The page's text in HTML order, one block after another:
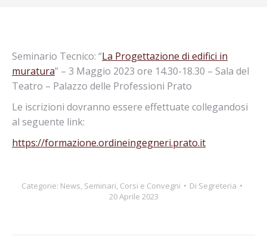
Seminario Tecnico: “La Progettazione di edifici in
muratura” – 3 Maggio 2023 ore 14.30-18.30 – Sala del
Teatro – Palazzo delle Professioni Prato
Le iscrizioni dovranno essere effettuate collegandosi
al seguente link:
https://formazione.ordineingegneri.prato.it
Categorie: News, Seminari, Corsi e Convegni Di Segreteria
20 Aprile 2023